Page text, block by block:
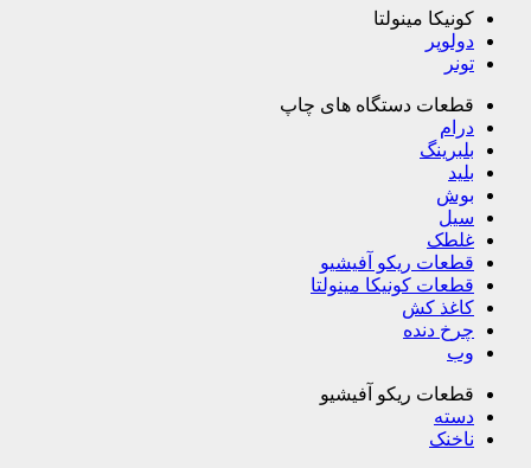
کونیکا مینولتا
دولوپر
تونر
قطعات دستگاه های چاپ
درام
بلبرینگ
بلید
بوش
سیل
غلطک
قطعات ریکو آفیشیو
قطعات کونیکا مینولتا
کاغذ کش
چرخ دنده
وب
قطعات ریکو آفیشیو
دسته
ناخنک